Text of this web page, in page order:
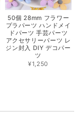
50個 28mm フラワー
プラパーツ ハンドメイ
ドパーツ 手芸パーツ
アクセサリーパーツ レ
ジン封入 DIY デコパー
ツ
¥1,250